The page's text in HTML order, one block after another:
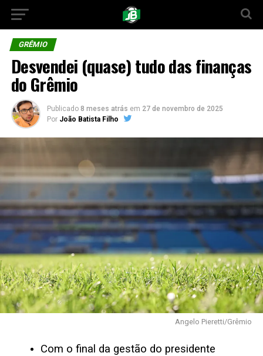
GRÊMIO
Desvendei (quase) tudo das finanças
do Grêmio
Publicado 8 meses atrás em 27 de novembro de 2025
Por João Batista Filho
Angelo Pieretti/Grêmio
Com o final da gestão do presidente